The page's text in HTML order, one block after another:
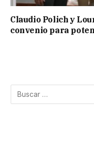
Claudio Polich y
convenio para